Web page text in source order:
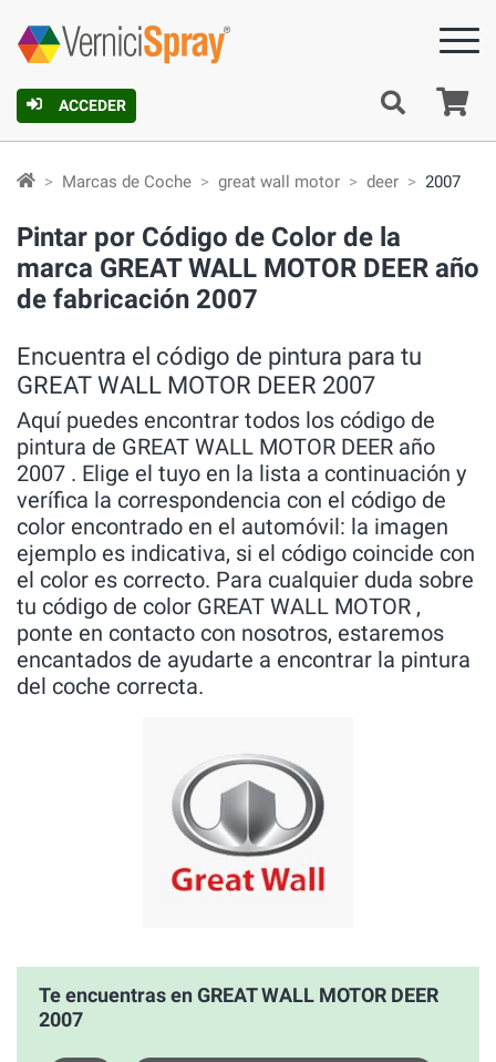
ACCEDER
Marcas de Coche great wall motor deer 2007
Pintar por Código de Color de la
marca GREAT WALL MOTOR DEER año
de fabricación 2007
Encuentra el código de pintura para tu
GREAT WALL MOTOR DEER 2007
Aquí puedes encontrar todos los código de
pintura de GREAT WALL MOTOR DEER año
2007 . Elige el tuyo en la lista a continuación y
verífica la correspondencia con el código de
color encontrado en el automóvil: la imagen
ejemplo es indicativa, si el código coincide con
el color es correcto. Para cualquier duda sobre
tu código de color GREAT WALL MOTOR ,
ponte en contacto con nosotros, estaremos
encantados de ayudarte a encontrar la pintura
del coche correcta.
Te encuentras en GREAT WALL MOTOR DEER
2007